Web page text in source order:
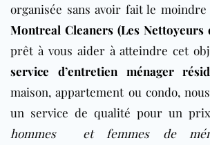
organisée sans avoir fait le
Montreal Cleaners (Les Nettoyeurs
prêt à vous aider à atteindre cet
service d’entretien ménager
maison, appartement ou condo,
un service de qualité pour un prix
hommes et femmes de